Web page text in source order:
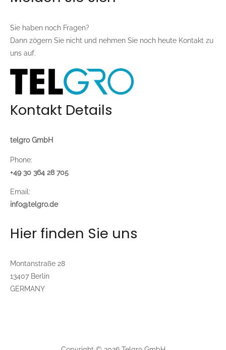
Sie haben noch Fragen?
Dann zögern Sie nicht und nehmen Sie noch heute Kontakt zu
uns auf.
Kontakt Details
telgro GmbH
Phone:
+49 30 364 28 705
Email:
info@telgro.de
Hier finden Sie uns
Montanstraße 28
13407 Berlin
GERMANY